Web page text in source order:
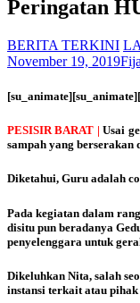
Peringatan
BERITA TERKINI
November 19, 2019
PESISIR BARAT | Usai
sampah yang berserakan
Diketahui, Guru adalah
Pada kegiatan dalam
disitu pun beradanya
penyelenggara untuk
Dikeluhkan Nita, salah
instansi terkait atau